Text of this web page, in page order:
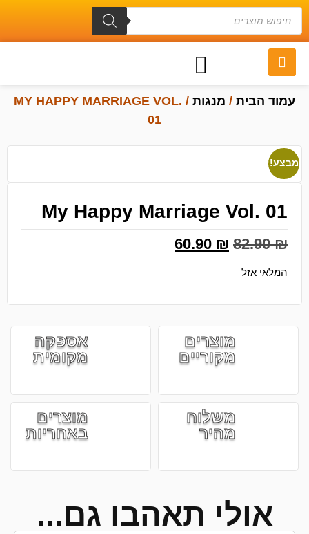
עמוד הבית / מנגות
/ MY HAPPY MARRIAGE VOL.
01
מבצע!
My Happy Marriage Vol. 01
82.90₪
60.90 ₪
המלאי אזל
מוצרים
מקוריים
אספקה
מקומית
משלוח
מהיר
מוצרים
באחריות
אולי תאהבו גם...